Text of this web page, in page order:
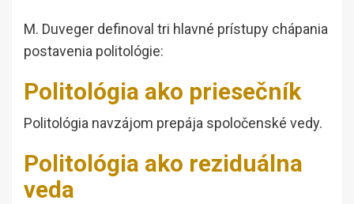
M. Duveger definoval tri hlavné prístupy chápania
postavenia politológie:
Politológia ako priesečník
Politológia navzájom prepája spoločenské vedy.
Politológia ako reziduálna
veda